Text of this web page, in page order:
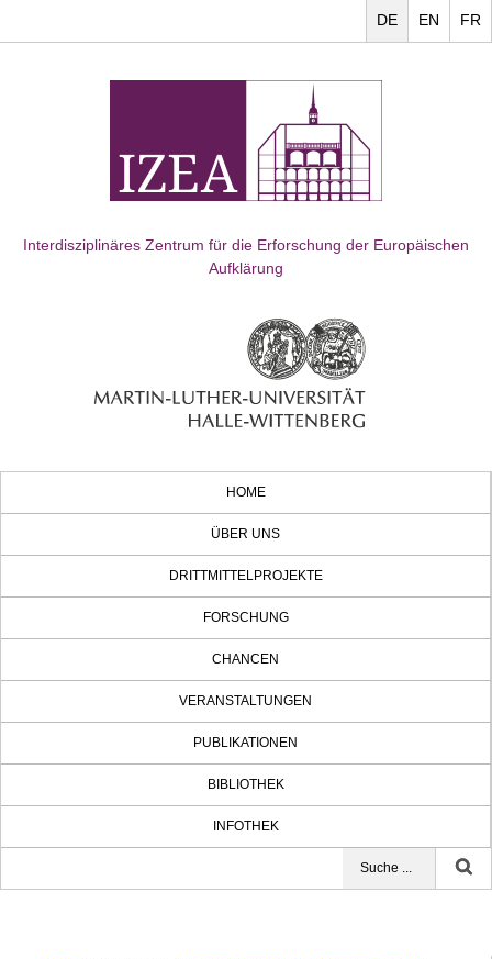
FR
EN
DE
Interdisziplinäres Zentrum für die Erforschung der Europäischen
Aufklärung
HOME
ÜBER UNS
DRITTMITTELPROJEKTE
FORSCHUNG
CHANCEN
VERANSTALTUNGEN
PUBLIKATIONEN
BIBLIOTHEK
INFOTHEK